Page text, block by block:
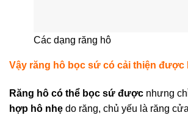
Các dạng răng hô
Vậy răng hô bọc sứ có cải thiện được
Răng hô có thể bọc sứ được nhưng
hợp hô nhẹ do răng, chủ yếu là răng